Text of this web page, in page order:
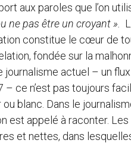
aux paroles que l’on
ne pas être un croyant ».
constitue le cœur de
fondée sur la
actuel – un
ce n’est pas toujours
ou blanc. Dans le
est appelé à raconter.
et nettes, dans